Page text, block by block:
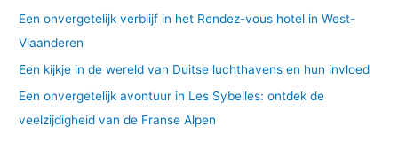
Een onvergetelijk verblijf in het Rendez-vous hotel in West-
Vlaanderen
Een kijkje in de wereld van Duitse luchthavens en hun invloed
Een onvergetelijk avontuur in Les Sybelles: ontdek de
veelzijdigheid van de Franse Alpen